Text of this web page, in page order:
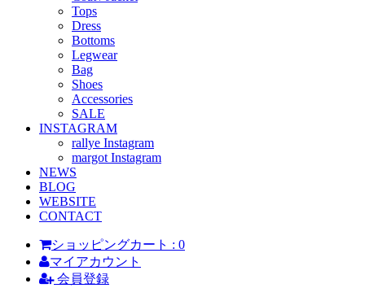
Tops
Dress
Bottoms
Legwear
Bag
Shoes
Accessories
SALE
INSTAGRAM
rallye Instagram
margot Instagram
NEWS
BLOG
WEBSITE
CONTACT
ショッピングカート : 0
マイアカウント
会員登録